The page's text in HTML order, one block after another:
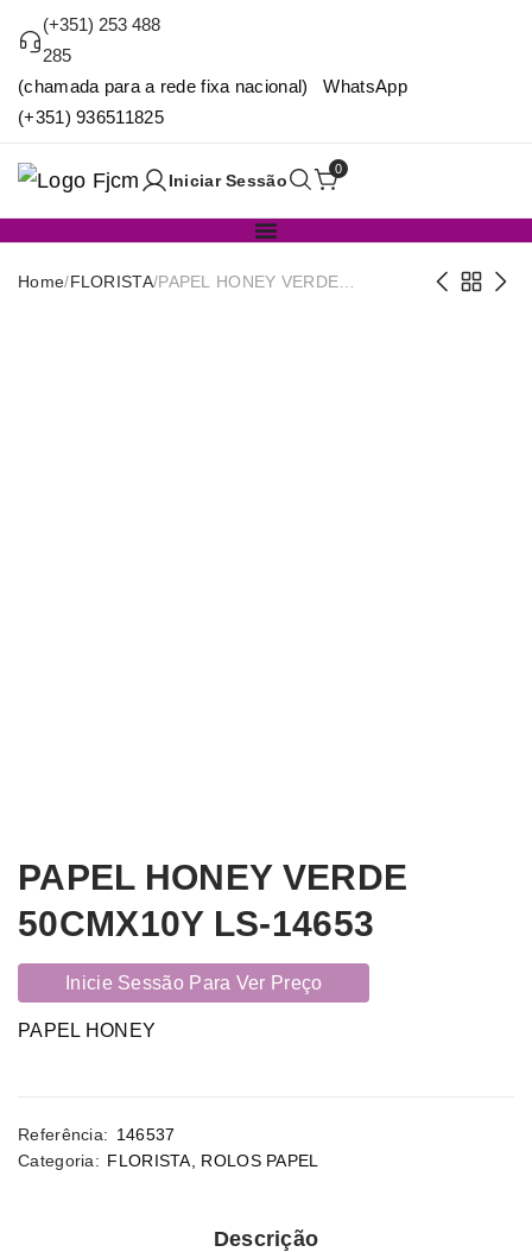
(+351) 253 488
285
(chamada para a rede fixa nacional) WhatsApp
(+351) 936511825
Iniciar Sessão
0
Home/FLORISTA/PAPEL HONEY VERDE
PAPEL HONEY VERDE
50CMX10Y LS-14653
Inicie Sessão Para Ver Preço
PAPEL HONEY
Referência: 146537
Categoria: FLORISTA ROLOS PAPEL
Descrição